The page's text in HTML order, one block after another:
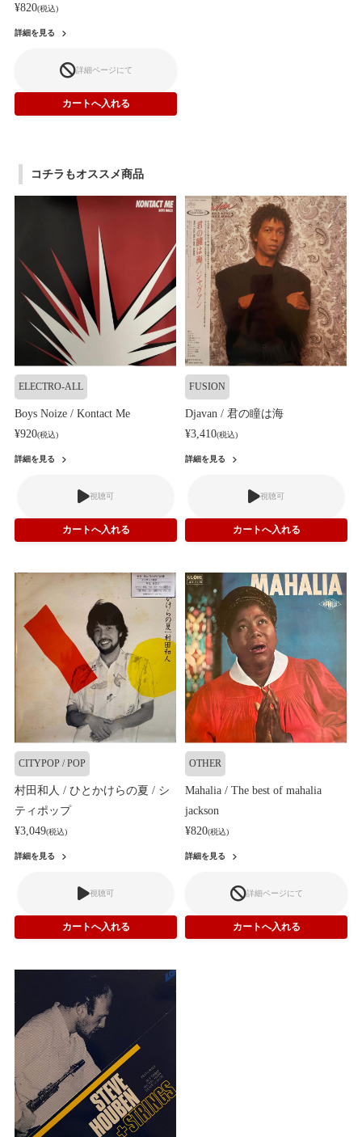
¥820(税込)
詳細を見る
詳細ページにて
コチラもオススメ商品
ELECTRO-ALL
Boys Noize / Kontact Me
¥920(税込)
詳細を見る
視聴可
FUSION
Djavan / 君の瞳は海
¥3,410(税込)
詳細を見る
視聴可
CITYPOP / POP
村田和人 / ひとかけらの夏 / シ
ティポップ
¥3,049(税込)
詳細を見る
視聴可
OTHER
Mahalia / The best of mahalia
jackson
¥820(税込)
詳細を見る
詳細ページにて